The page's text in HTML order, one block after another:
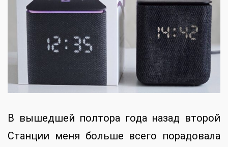
В вышедшей полтора года назад второй
Станции меня больше всего порадовала